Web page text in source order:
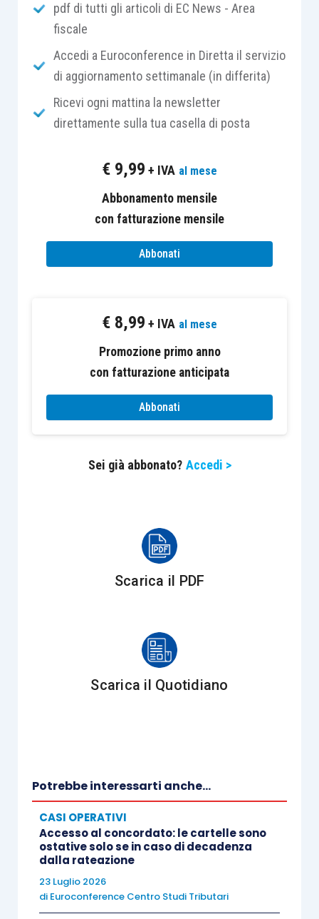
effettivamente sostenuti, oggettivamente
determinabili, entro il limite del valore
recuperabile del bene. L’ammontare degli
oneri finanziari capitalizzati durante un
esercizio non può quindi eccedere
l’ammontare degli oneri finanziari, al netto
degli eventuali proventi finanziari
dei fondi presi a prestito, riferibili alla
realizzazione del bene e sostenuti con
riferimento allo stesso esercizio;
CONTINUA A LEGGERE SU EVOLUTION…
pdf di tutti gli articoli di EC News - Area
fiscale
Accedi a Euroconference in Diretta il servizio
di aggiornamento settimanale (in differita)
Ricevi ogni mattina la newsletter
direttamente sulla tua casella di posta
€ 9,99 + IVA al mese
Abbonamento mensile
con fatturazione mensile
Abbonati
€ 8,99 + IVA al mese
Promozione primo anno
con fatturazione anticipata
Abbonati
Sei già abbonato? Accedi >
Scarica il PDF
Scarica il Quotidiano
Potrebbe interessarti anche...
CASI OPERATIVI
Accesso al concordato: le cartelle sono
ostative solo se in caso di decadenza
dalla rateazione
23 Luglio 2026
di Euroconference Centro Studi Tributari